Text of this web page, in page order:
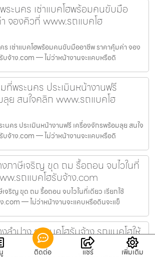
ระนคร เช่าแบคโฮพร้อมคนขับมือ
จองคิวที่ www.รถแบคโฮ
เช่าแบคโฮพร้อมคนขับมืออาชีพ ราคาคุ้มค่า จอง
บจ้าง.com — ไม่ว่าหน้างานจะแคบหรือดิ
ที่พระนคร ประเมินหน้างานฟรี
ลุย สนใจคลิก www.รถแบคโฮ
นคร ประเมินหน้างานฟรี เครื่องจักรพร้อมลุย สนใจ
บจ้าง.com — ไม่ว่าหน้างานจะแคบหรือดิ
ภาษีเจริญ ขุด ถม รื้อถอน จบไวในที่
รถแบคโฮรับจ้าง.com
จริญ ขุด ถม รื้อถอน จบไวในที่เดียว เรียกใช้
.com — ไม่ว่าหน้างานจะแคบหรือดินจะแข็
ลำปาง รถแบคโฮรับจ้าง รถแบคโฮให้
ติดต่อ แชร์ เพิ่มเติม